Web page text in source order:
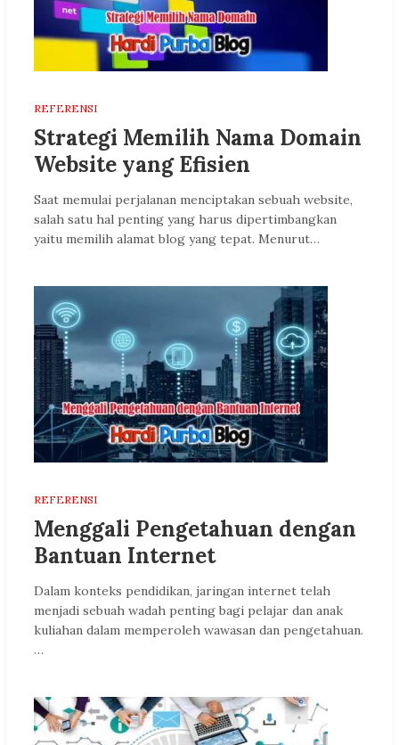
REFERENSI
Strategi Memilih Nama Domain
Website yang Efisien
Saat memulai perjalanan menciptakan sebuah website,
salah satu hal penting yang harus dipertimbangkan
yaitu memilih alamat blog yang tepat. Menurut…
REFERENSI
Menggali Pengetahuan dengan
Bantuan Internet
Dalam konteks pendidikan, jaringan internet telah
menjadi sebuah wadah penting bagi pelajar dan anak
kuliahan dalam memperoleh wawasan dan pengetahuan.
…